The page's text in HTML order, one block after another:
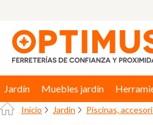
Jardín Muebles jardín
Inicio Jardín Piscinas,